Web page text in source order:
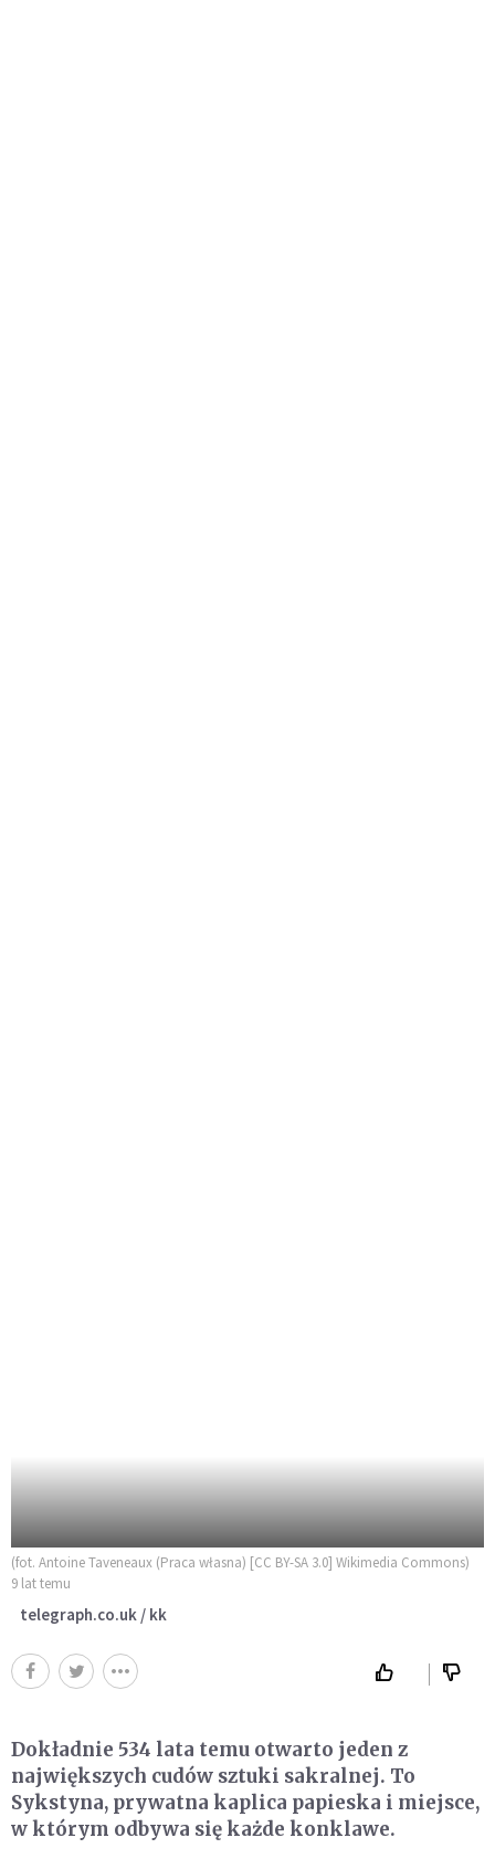
(fot. Antoine Taveneaux (Praca własna) [CC BY-SA 3.0] Wikimedia Commons)
9 lat temu
telegraph.co.uk / kk
Dokładnie 534 lata temu otwarto jeden z
największych cudów sztuki sakralnej. To
Sykstyna, prywatna kaplica papieska i miejsce,
w którym odbywa się każde konklawe.